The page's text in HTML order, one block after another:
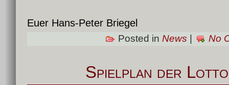
Euer Hans-Peter Briegel
Posted in News No
Spielplan der